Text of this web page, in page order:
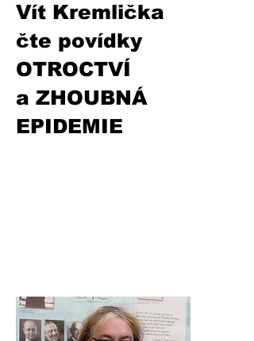
Vít Kremlička
čte povídky
OTROCTVÍ
a ZHOUBNÁ
EPIDEMIE